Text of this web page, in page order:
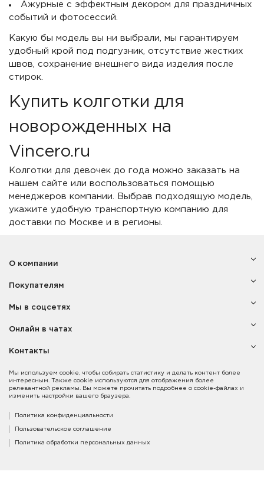
Ажурные с эффектным декором для праздничных
событий и фотосессий.
Какую бы модель вы ни выбрали, мы гарантируем
удобный крой под подгузник, отсутствие жестких
швов, сохранение внешнего вида изделия после
стирок.
Купить колготки для
новорожденных на
Vincero.ru
Колготки для девочек до года можно заказать на
нашем сайте или воспользоваться помощью
менеджеров компании. Выбрав подходящую модель,
укажите удобную транспортную компанию для
доставки по Москве и в регионы.
Мы используем cookie, чтобы собирать статистику и делать контент более
интересным. Также cookie используются для отображения более
релевантной рекламы. Вы можете прочитать подробнее о cookie-файлах и
изменить настройки вашего браузера.
Политика конфиденциальности
Пользовательское соглашение
Политика обработки персональных данных
Покупателям
О компании
Мы в соцсетях
Онлайн в чатах
Контакты